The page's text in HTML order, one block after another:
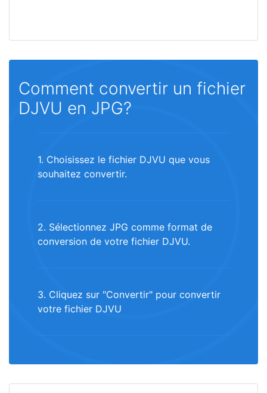
Comment convertir un fichier
DJVU en JPG?
1. Choisissez le fichier DJVU que vous
souhaitez convertir.
2. Sélectionnez JPG comme format de
conversion de votre fichier DJVU.
3. Cliquez sur "Convertir" pour convertir
votre fichier DJVU